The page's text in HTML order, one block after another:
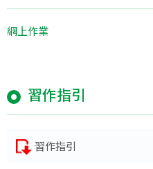
網上作業
習作指引
習作指引